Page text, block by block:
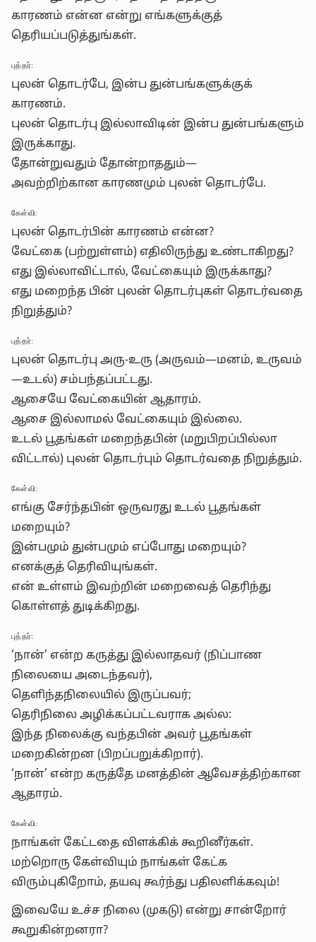
காரணம் என்ன என்று எங்களுக்குத்
தெரியப்படுத்துங்கள்.
புத்தர்:
புலன் தொடர்பே, இன்ப துன்பங்களுக்குக்
காரணம்.
புலன் தொடர்பு இல்லாவிடின் இன்ப துன்பங்களும்
இருக்காது.
தோன்றுவதும் தோன்றாததும்—
அவற்றிற்கான காரணமும் புலன் தொடர்பே.
கேள்வி:
புலன் தொடர்பின் காரணம் என்ன?
வேட்கை (பற்றுள்ளம்) எதிலிருந்து உண்டாகிறது?
எது இல்லாவிட்டால், வேட்கையும் இருக்காது?
எது மறைந்த பின் புலன் தொடர்புகள் தொடர்வதை
நிறுத்தும்?
புத்தர்:
புலன் தொடர்பு அரு-உரு (அருவம்—மனம், உருவம்
—உடல்) சம்பந்தப்பட்டது.
ஆசையே வேட்கையின் ஆதாரம்.
ஆசை இல்லாமல் வேட்கையும் இல்லை.
உடல் பூதங்கள் மறைந்தபின் (மறுபிறப்பில்லா
விட்டால்) புலன் தொடர்பும் தொடர்வதை நிறுத்தும்.
கேள்வி:
எங்கு சேர்ந்தபின் ஒருவரது உடல் பூதங்கள்
மறையும்?
இன்பமும் துன்பமும் எப்போது மறையும்?
எனக்குத் தெரிவியுங்கள்.
என் உள்ளம் இவற்றின் மறைவைத் தெரிந்து
கொள்ளத் துடிக்கிறது.
புத்தர்:
‘நான்’ என்ற கருத்து இல்லாதவர் (நிப்பாண
நிலையை அடைந்தவர்),
தெளிந்தநிலையில் இருப்பவர்;
தெரிநிலை அழிக்கப்பட்டவராக அல்ல:
இந்த நிலைக்கு வந்தபின் அவர் பூதங்கள்
மறைகின்றன (பிறப்பறுக்கிறார்).
‘நான்’ என்ற கருத்தே மனத்தின் ஆவேசத்திற்கான
ஆதாரம்.
கேள்வி:
நாங்கள் கேட்டதை விளக்கிக் கூறினீர்கள்.
மற்றொரு கேள்வியும் நாங்கள் கேட்க
விரும்புகிறோம், தயவு கூர்ந்து பதிலளிக்கவும்!
இவையே உச்ச நிலை (முகடு) என்று சான்றோர்
கூறுகின்றனரா?